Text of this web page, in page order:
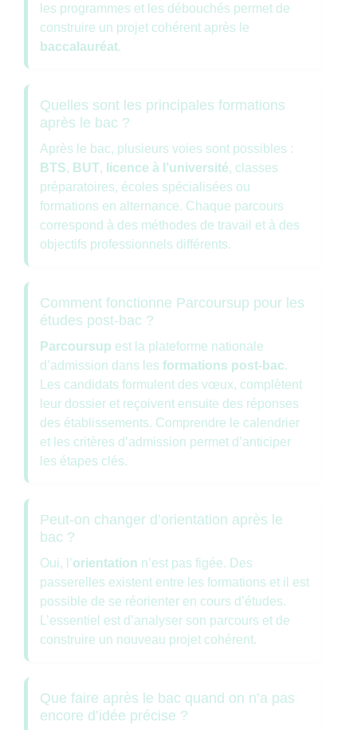
les programmes et les débouchés permet de
construire un projet cohérent après le
baccalauréat.
Quelles sont les principales formations
après le bac ?
Après le bac, plusieurs voies sont possibles :
BTS, BUT, licence à l’université, classes
préparatoires, écoles spécialisées ou
formations en alternance. Chaque parcours
correspond à des méthodes de travail et à des
objectifs professionnels différents.
Comment fonctionne Parcoursup pour les
études post-bac ?
Parcoursup est la plateforme nationale
d’admission dans les formations post-bac.
Les candidats formulent des vœux, complètent
leur dossier et reçoivent ensuite des réponses
des établissements. Comprendre le calendrier
et les critères d’admission permet d’anticiper
les étapes clés.
Peut-on changer d’orientation après le
bac ?
Oui, l’orientation n’est pas figée. Des
passerelles existent entre les formations et il est
possible de se réorienter en cours d’études.
L’essentiel est d’analyser son parcours et de
construire un nouveau projet cohérent.
Que faire après le bac quand on n’a pas
encore d’idée précise ?